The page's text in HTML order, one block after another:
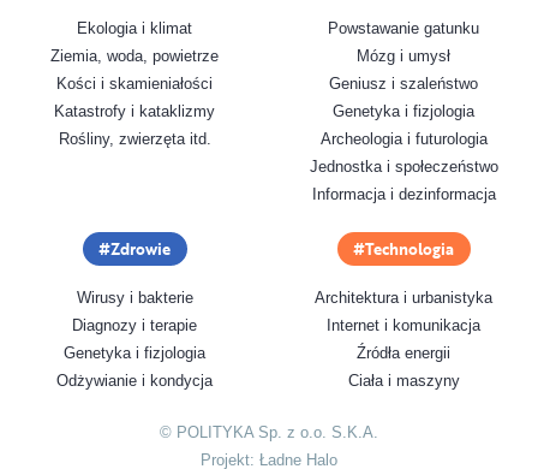
Ekologia i klimat
Ziemia, woda, powietrze
Kości i skamieniałości
Katastrofy i kataklizmy
Rośliny, zwierzęta itd.
Powstawanie gatunku
Mózg i umysł
Geniusz i szaleństwo
Genetyka i fizjologia
Archeologia i futurologia
Jednostka i społeczeństwo
Informacja i dezinformacja
Zdrowie
Wirusy i bakterie
Diagnozy i terapie
Genetyka i fizjologia
Odżywianie i kondycja
Technologia
Architektura i urbanistyka
Internet i komunikacja
Źródła energii
Ciała i maszyny
© POLITYKA Sp. z o.o. S.K.A.
Projekt: Ładne Halo